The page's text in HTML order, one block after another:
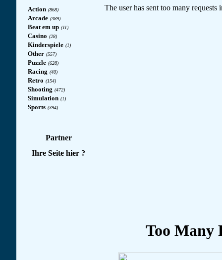
Action (868)
Arcade (389)
Beat em up (11)
Casino (28)
Kinderspiele (1)
Other (557)
Puzzle (628)
Racing (40)
Retro (154)
Shooting (472)
Simulation (1)
Sports (394)
Partner
Ihre Seite hier ?